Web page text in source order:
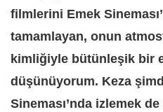
filmlerini Emek
tamamlayan, onun
kimliğiyle bütünleşik bir
düşünüyorum. Keza
Sineması’nda izlemek